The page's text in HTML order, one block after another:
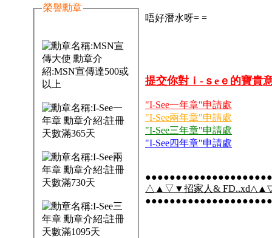
榮譽勳章
唔好潛水呀= =
提交你對ｉ-ｓeｅ的寶貴
"I-See一年章"申請處
"I-See兩年章"申請處
"I-See三年章"申請處
"I-See四年章"申請處
△▲▽▼招家人&